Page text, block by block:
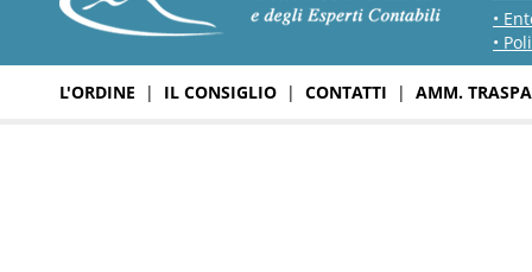
•
•
L'ORDINE | IL CONSIGLIO | CONTATTI | AMM.